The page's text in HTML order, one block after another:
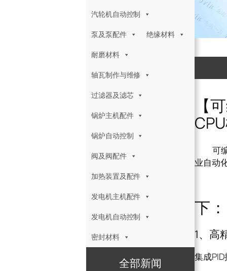
汽轮机自动控制
泵及泵配件 绝缘材料
耐磨材料
轴瓦制作与维修
过滤器及滤芯
锅炉主机配件
锅炉自动控制
阀及阀配件
加热装置及配件
发电机主机配件
发电机自动控制
密封材料
全部新闻
【
可编
业自动
可
下：
1、高
集成